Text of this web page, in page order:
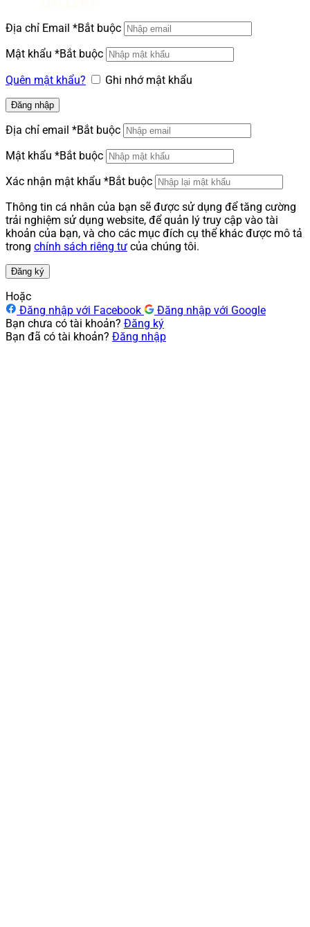
Địa chỉ Email *Bắt buộc
Mật khẩu *Bắt buộc
Quên mật khẩu?
Ghi nhớ mật khẩu
Đăng nhập
Địa chỉ email *Bắt buộc
Mật khẩu *Bắt buộc
Xác nhận mật khẩu *Bắt buộc
Thông tin cá nhân của bạn sẽ được sử dụng để tăng cường
trải nghiệm sử dụng website, để quản lý truy cập vào tài
khoản của bạn, và cho các mục đích cụ thể khác được mô tả
trong chính sách riêng tư của chúng tôi.
Đăng ký
Hoặc
Đăng nhập với Facebook
Đăng nhập với Google
Bạn chưa có tài khoản? Đăng ký
Bạn đã có tài khoản? Đăng nhập